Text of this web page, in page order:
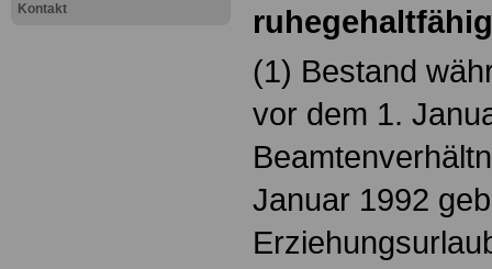
Kontakt
(1) Bestand
vor dem 1.
Januar 1992